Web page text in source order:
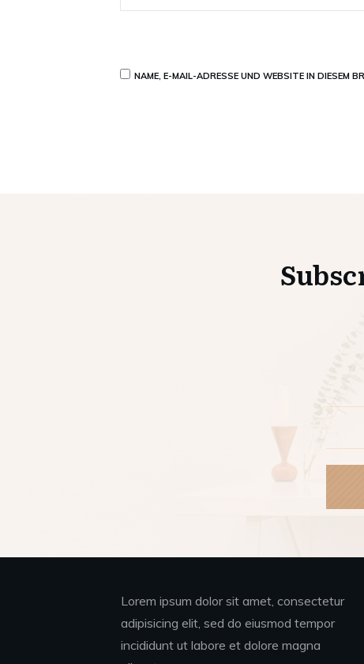
NAME, E-MAIL-ADRESSE UND WEBSITE IN DIESEM
Lorem ipsum dolor sit amet, consectetur
adipisicing elit, sed do eiusmod tempor
incididunt ut labore et dolore magna